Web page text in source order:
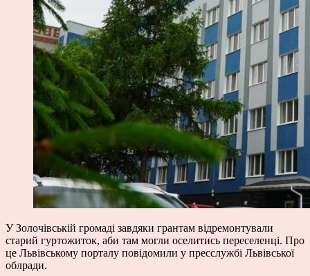
У Золочівській громаді завдяки грантам відремонтували
старий гуртожиток, аби там могли оселитись переселенці. Про
це Львівському порталу повідомили у пресслужбі Львівської
облради.